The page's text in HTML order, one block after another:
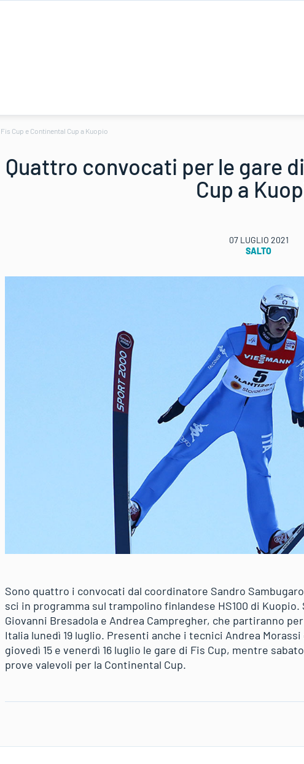
Cup e Continental Cup a Kuopio
Quattro convocati per le gare
Cup a
07 LUGLIO 2021
SALTO
Sono quattro i convocati dal coordinatore Sandro
sci in programma sul trampolino finlandese HS100 di Kuopio.
Giovanni Bresadola e Andrea Campregher, che partiranno
Italia lunedì 19 luglio. Presenti anche i tecnici Andrea
giovedì 15 e venerdì 16 luglio le gare di Fis Cup, mentre
prove valevoli per la Continental Cup.